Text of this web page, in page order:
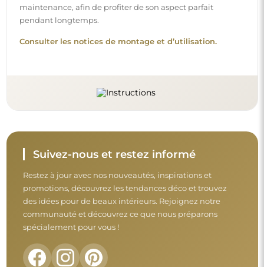
maintenance, afin de profiter de son aspect parfait
pendant longtemps.
Consulter les notices de montage et d’utilisation.
Suivez-nous et restez informé
Restez à jour avec nos nouveautés, inspirations et
promotions, découvrez les tendances déco et trouvez
des idées pour de beaux intérieurs. Rejoignez notre
communauté et découvrez ce que nous préparons
spécialement pour vous !